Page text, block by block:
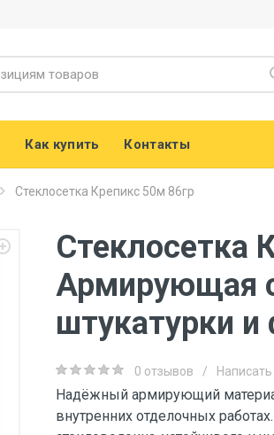
Как купить Контакты
Стеклосетка Крепикс 50м 86гр
Стеклосетка
Армирующая
штукатурки и
0 отзывов /
Надёжный армирующий
внутренних отделочных